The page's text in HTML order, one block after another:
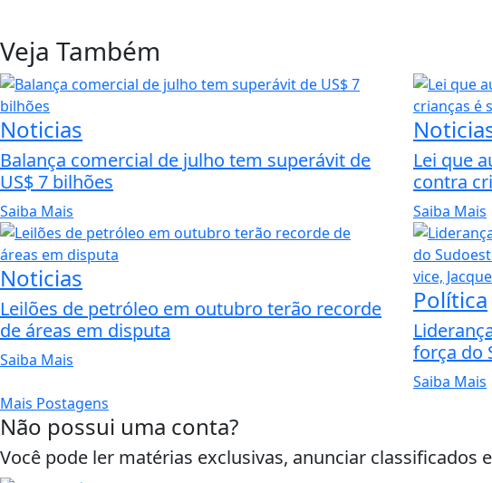
Veja Também
Noticias
Balança comercial de julho tem superávit de
US$ 7 bilhões
Saiba Mais
Lei que
contra
Saiba Mais
Noticias
Leilões de petróleo em outubro terão recorde
de áreas em disputa
Saiba Mais
Política
força do
Saiba Mais
Mais Postagens
Não possui uma conta?
Você pode ler matérias exclusivas, anunciar classificados